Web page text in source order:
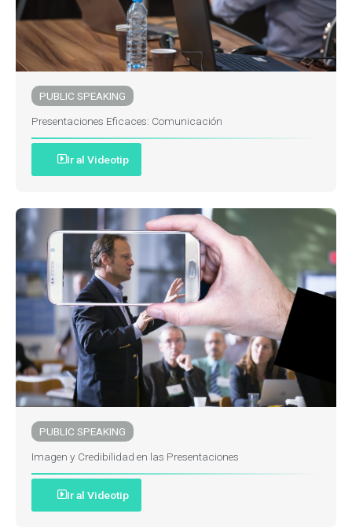
PUBLIC SPEAKING
Presentaciones Eficaces: Comunicación
Ir al Videotip
PUBLIC SPEAKING
Imagen y Credibilidad en las Presentaciones
Ir al Videotip